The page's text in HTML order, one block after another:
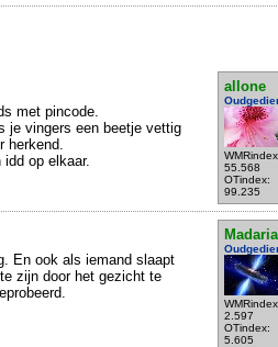
allone
55.568
OTindex:
99.235
met pincode.
je vingers een beetje vettig
herkend.
op elkaar.
2.597
OTindex:
5.605
En ook als iemand slaapt
zijn door het gezicht te